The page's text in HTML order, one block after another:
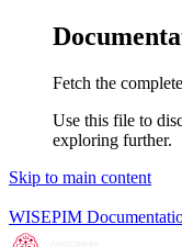
Fetch the
Use this file to
exploring further.
Skip to main content
WISEPIM